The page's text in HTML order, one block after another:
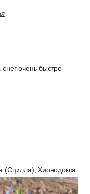
очень быстро
(Сцилла), Хионодокса.